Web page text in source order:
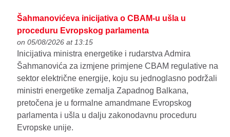
Šahmanovićeva inicijativa o CBAM-u ušla u
proceduru Evropskog parlamenta
on 05/08/2026 at 13:15
Inicijativa ministra energetike i rudarstva Admira
Šahmanovića za izmjene primjene CBAM regulative na
sektor električne energije, koju su jednoglasno podržali
ministri energetike zemalja Zapadnog Balkana,
pretočena je u formalne amandmane Evropskog
parlamenta i ušla u dalju zakonodavnu proceduru
Evropske unije.